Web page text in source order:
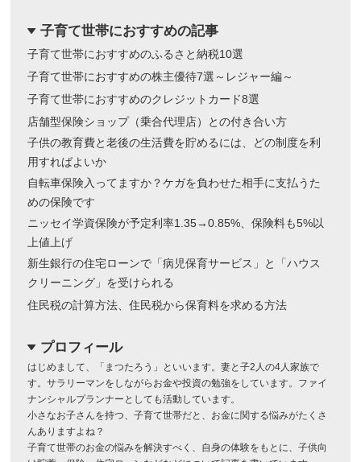
dropdown 子育て世帯におすすめの記事
子育て世帯におすすめのふるさと納税10選
子育て世帯におすすめの株主優待7選～レジャー編～
子育て世帯におすすめのクレジットカード8選
店舗型保険ショップ（乗合代理店）との付き合い方
子供の教育費と老後の生活費を貯めるには、どの制度を利
用すればよいか
自転車保険入ってますか？ケガを負わせた相手に支払うた
めの保険です
ニッセイ学資保険が予定利率1.35→0.85%、保険料も5%以
上値上げ
新生銀行の住宅ローンで「病児保育サービス」と「ハウス
クリーニング」を受けられる
住民税の計算方法、住民税から保育料を求める方法
dropdown プロフィール
はじめまして、「まつたろう」といいます。妻と子2人の4人家族で
す。サラリーマンをしながらお金や投資の勉強をしています。ファイ
ナンシャルプランナーとしても活動しています。
小さなお子さんを持つ、子育て世帯だと、お金に関する悩みがたくさ
んありますよね？
子育て世帯のお金の悩みを解決すべく、自身の体験をもとに、子供向